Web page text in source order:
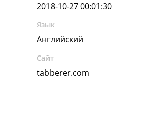
2018-10-27 00:01:30
Язык
Английский
Сайт
tabberer.com